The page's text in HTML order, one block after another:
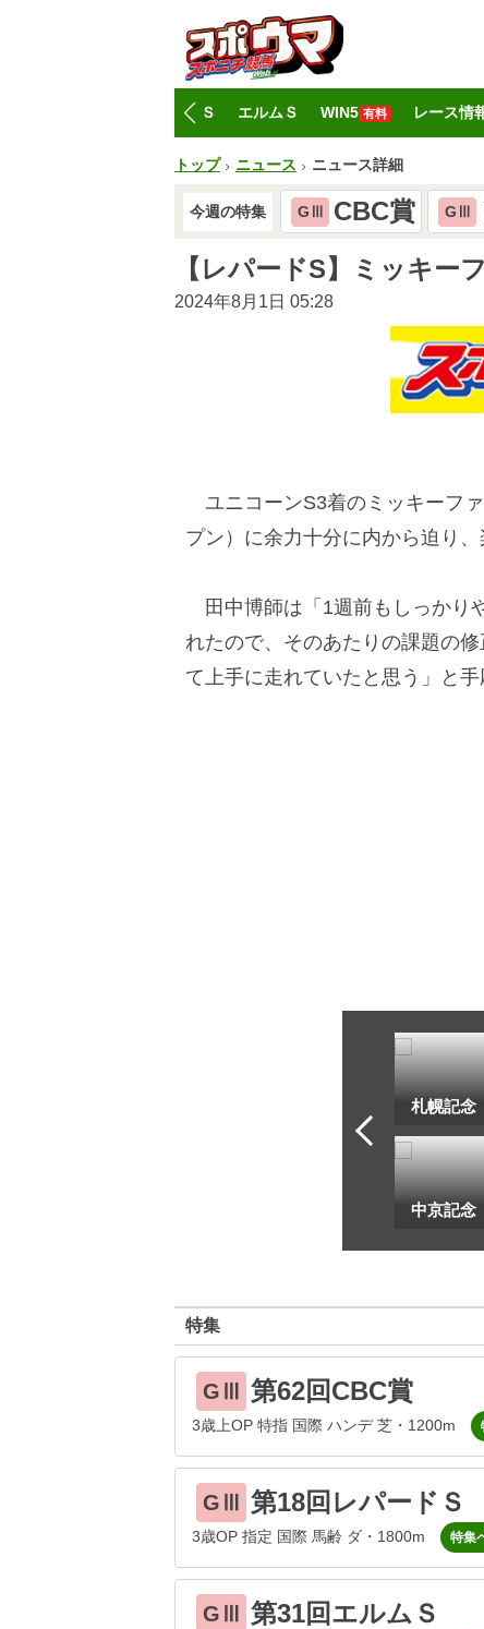
レパードＳ エルムＳ WIN5 有料 レース情
トップ ニュース ニュース詳細
今週の特集 GⅢ CBC賞 GⅢ
【レパードS】ミッキー
2024年8月1日 05:28
ユニコーンS3着のミッキーフ
プン）に余力十分に内から迫り、
田中博師は「1週前もしっかり
れたので、そのあたりの課題の
て上手に走れていたと思う」と手
札幌記念
中京記念
特集
GⅢ 第62回CBC賞
3歳上OP 特指 国際 ハンデ 芝・1200m
GⅢ 第18回レパードＳ
3歳OP 指定 国際 馬齢 ダ・1800m 特集
GⅢ 第31回エルムＳ